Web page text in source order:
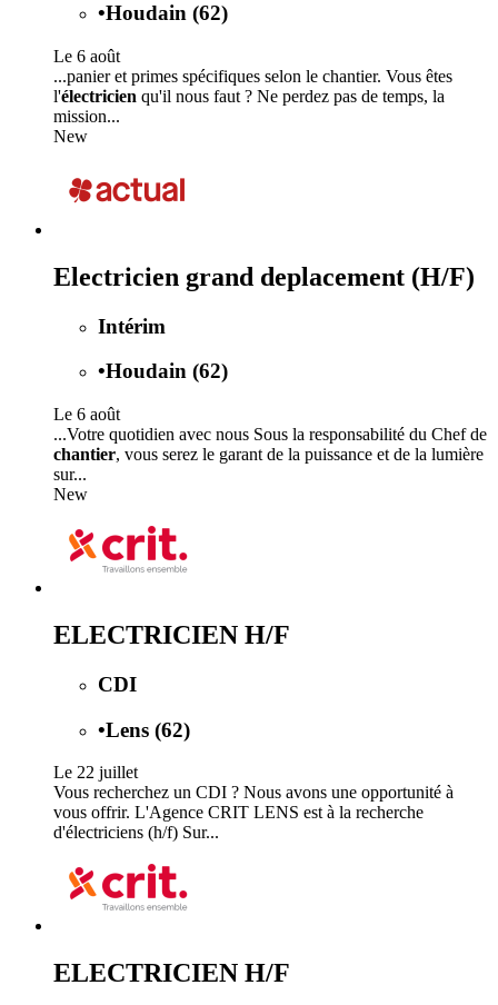
•Houdain (62)
Le 6 août
...panier et primes spécifiques selon le chantier. Vous êtes
l'électricien qu'il nous faut ? Ne perdez pas de temps, la
mission...
New
Electricien grand deplacement (H/F)
Intérim
•Houdain (62)
Le 6 août
...Votre quotidien avec nous Sous la responsabilité du Chef de
chantier, vous serez le garant de la puissance et de la lumière
sur...
New
ELECTRICIEN H/F
CDI
•Lens (62)
Le 22 juillet
Vous recherchez un CDI ? Nous avons une opportunité à
vous offrir. L'Agence CRIT LENS est à la recherche
d'électriciens (h/f) Sur...
ELECTRICIEN H/F